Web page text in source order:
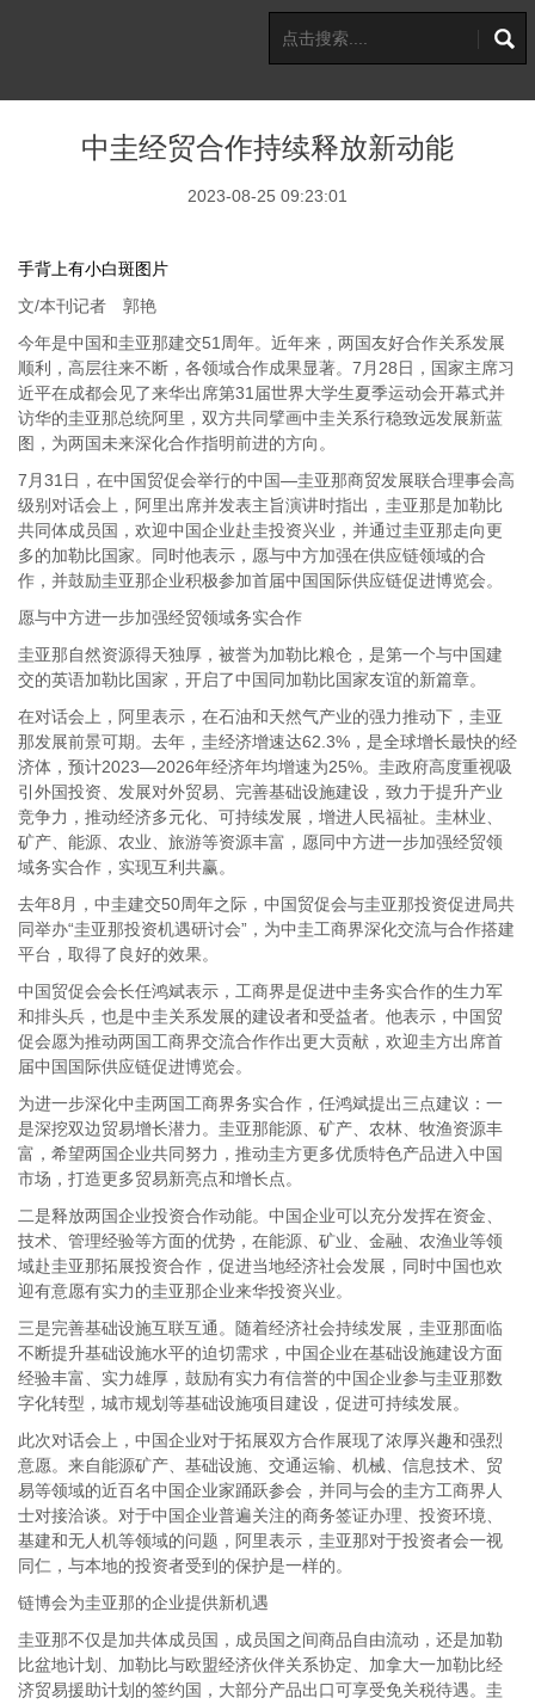
中圭经贸合作持续释放新动能
2023-08-25 09:23:01
手背上有小白斑图片
文/本刊记者 郭艳
今年是中国和圭亚那建交51周年。近年来，两国友好合作关系发展
顺利，高层往来不断，各领域合作成果显著。7月28日，国家主席习
近平在成都会见了来华出席第31届世界大学生夏季运动会开幕式并
访华的圭亚那总统阿里，双方共同擘画中圭关系行稳致远发展新蓝
图，为两国未来深化合作指明前进的方向。
7月31日，在中国贸促会举行的中国—圭亚那商贸发展联合理事会高
级别对话会上，阿里出席并发表主旨演讲时指出，圭亚那是加勒比
共同体成员国，欢迎中国企业赴圭投资兴业，并通过圭亚那走向更
多的加勒比国家。同时他表示，愿与中方加强在供应链领域的合
作，并鼓励圭亚那企业积极参加首届中国国际供应链促进博览会。
愿与中方进一步加强经贸领域务实合作
圭亚那自然资源得天独厚，被誉为加勒比粮仓，是第一个与中国建
交的英语加勒比国家，开启了中国同加勒比国家友谊的新篇章。
在对话会上，阿里表示，在石油和天然气产业的强力推动下，圭亚
那发展前景可期。去年，圭经济增速达62.3%，是全球增长最快的经
济体，预计2023—2026年经济年均增速为25%。圭政府高度重视吸
引外国投资、发展对外贸易、完善基础设施建设，致力于提升产业
竞争力，推动经济多元化、可持续发展，增进人民福祉。圭林业、
矿产、能源、农业、旅游等资源丰富，愿同中方进一步加强经贸领
域务实合作，实现互利共赢。
去年8月，中圭建交50周年之际，中国贸促会与圭亚那投资促进局共
同举办“圭亚那投资机遇研讨会”，为中圭工商界深化交流与合作搭建
平台，取得了良好的效果。
中国贸促会会长任鸿斌表示，工商界是促进中圭务实合作的生力军
和排头兵，也是中圭关系发展的建设者和受益者。他表示，中国贸
促会愿为推动两国工商界交流合作作出更大贡献，欢迎圭方出席首
届中国国际供应链促进博览会。
为进一步深化中圭两国工商界务实合作，任鸿斌提出三点建议：一
是深挖双边贸易增长潜力。圭亚那能源、矿产、农林、牧渔资源丰
富，希望两国企业共同努力，推动圭方更多优质特色产品进入中国
市场，打造更多贸易新亮点和增长点。
二是释放两国企业投资合作动能。中国企业可以充分发挥在资金、
技术、管理经验等方面的优势，在能源、矿业、金融、农渔业等领
域赴圭亚那拓展投资合作，促进当地经济社会发展，同时中国也欢
迎有意愿有实力的圭亚那企业来华投资兴业。
三是完善基础设施互联互通。随着经济社会持续发展，圭亚那面临
不断提升基础设施水平的迫切需求，中国企业在基础设施建设方面
经验丰富、实力雄厚，鼓励有实力有信誉的中国企业参与圭亚那数
字化转型，城市规划等基础设施项目建设，促进可持续发展。
此次对话会上，中国企业对于拓展双方合作展现了浓厚兴趣和强烈
意愿。来自能源矿产、基础设施、交通运输、机械、信息技术、贸
易等领域的近百名中国企业家踊跃参会，并同与会的圭方工商界人
士对接洽谈。对于中国企业普遍关注的商务签证办理、投资环境、
基建和无人机等领域的问题，阿里表示，圭亚那对于投资者会一视
同仁，与本地的投资者受到的保护是一样的。
链博会为圭亚那的企业提供新机遇
圭亚那不仅是加共体成员国，成员国之间商品自由流动，还是加勒
比盆地计划、加勒比与欧盟经济伙伴关系协定、加拿大一加勒比经
济贸易援助计划的签约国，大部分产品出口可享受免关税待遇。圭